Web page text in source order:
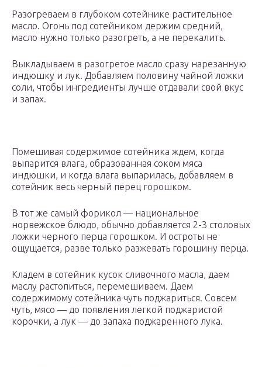
Разогреваем в глубоком сотейнике растительное
масло. Огонь под сотейником держим средний,
масло нужно только разогреть, а не перекалить.
Выкладываем в разогретое масло сразу нарезанную
индюшку и лук. Добавляем половину чайной ложки
соли, чтобы ингредиенты лучше отдавали свой вкус
и запах.
Помешивая содержимое сотейника ждем, когда
выпарится влага, образованная соком мяса
индюшки, и когда влага выпарилась, добавляем в
сотейник весь черный перец горошком.
В тот же самый форикол — национальное
норвежское блюдо, обычно добавляется 2-3 столовых
ложки черного перца горошком. И остроты не
ощущается, разве только разжевать горошину перца.
Кладем в сотейник кусок сливочного масла, даем
маслу растопиться, перемешиваем. Даем
содержимому сотейника чуть поджариться. Совсем
чуть, мясо — до появления легкой поджаристой
корочки, а лук — до запаха поджаренного лука.